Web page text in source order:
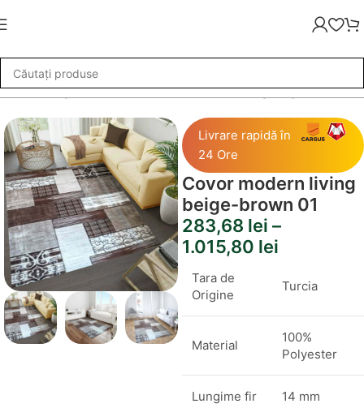
living si dormitor»Covor modern living beige-brown 01
Livrare rapidă în
24 Ore
Covor modern living
beige-brown 01
283,68 lei –
1.015,80 lei
Tara de
Origine
Turcia
Material
100%
Polyester
Lungime fir 14 mm